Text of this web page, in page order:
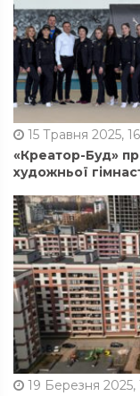
15 Травня 2025,
«Креатор-Буд»
художньої
19 Березня 2025,